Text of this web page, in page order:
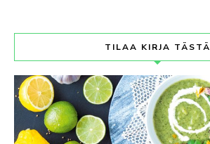
TILAA KIRJA TÄSTÄ